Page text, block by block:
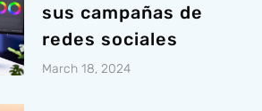
sus campañas de
redes sociales
March 18, 2024